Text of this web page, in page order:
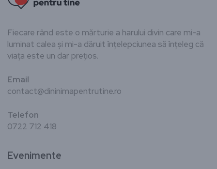
Fiecare rând este o mărturie a harului divin care mi-a
luminat calea și mi-a dăruit înțelepciunea să înțeleg că
viața este un dar prețios.
Email
contact@dininimapentrutine.ro
Telefon
0722 712 418
Evenimente